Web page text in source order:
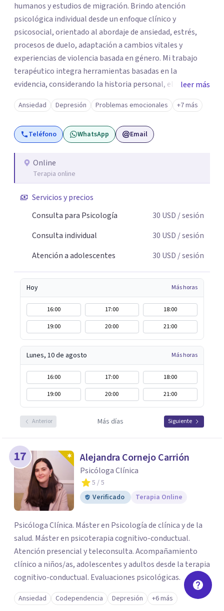
humanos y estudios de migración. Brindo atención
psicológica individual desde un enfoque clínico y
psicosocial, orientado al abordaje de ansiedad, estrés,
procesos de duelo, adaptación a cambios vitales y
experiencias de violencia basada en género. Mi trabajo
terapéutico integra herramientas basadas en la
evidencia, considerando la historia personal, el contexto
social y cultural de cada paciente. Ofrezco un espacio
profesional, ético y confidencial enfocado en la
comprensión emocional, el fortalecimiento de
habilidades de afrontamiento y la mejora del bienestar
leer más
Ansiedad Depresión Problemas emocionales +7 más
Teléfono WhatsApp Email
Online
Terapia online
Servicios y precios
Consulta para Psicología
30 USD / sesión
Consulta individual
30 USD / sesión
Atención a adolescentes
30 USD / sesión
Hoy Más horas
16:00 17:00
18:00
19:00
20:00 21:00
Lunes, 10 de agosto Más horas
16:00 17:00
18:00
19:00
20:00 21:00
Anterior Más días Siguiente
17 Alejandra Cornejo Carrión
Psicóloga Clínica
5 / 5
Verificado
Terapia Online
Psicóloga Clínica. Máster en Psicología de clínica y de la
salud. Máster en psicoterapia cognitivo-conductual.
Atención presencial y teleconsulta. Acompañamiento
clínico a niños/as, adolescentes y adultos desde la terapia
cognitivo-conductual. Evaluaciones psicológicas.
Ansiedad Codependencia Depresión +6 más